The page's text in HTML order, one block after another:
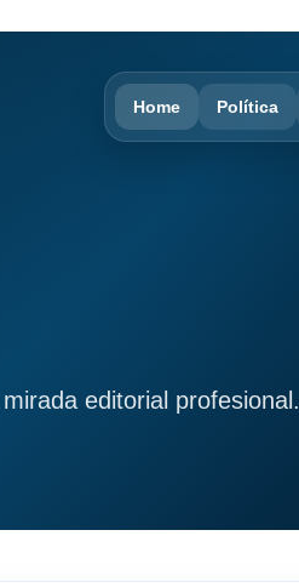
Home Política
editorial profesional.